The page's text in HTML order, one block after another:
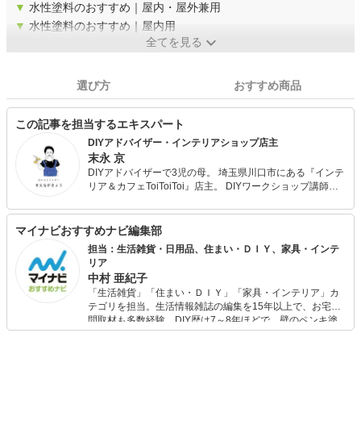
▼ 水性塗料のおすすめ｜屋内・屋外兼用
▼ 水性塗料のおすすめ｜屋内用
全てを見る
選び方 おすすめ商品
この記事を担当するエキスパート
DIYアドバイザー・インテリアショップ店主
末永 京
DIYアドバイザーで3児の母。 埼玉県川口市にある『インテ
リア＆カフェToiToiToi』店主。 DIYワークショップ講師、
に『シェルフを作ろうはじめてのDIY』㈱パッチワーク通信
社がある。
マイナビおすすめナビ編集部
担当：生活雑貨・日用品、住まい・ＤＩＹ、家具・インテ
リア
中村 亜紀子
「生活雑貨」「住まい・ＤＩＹ」「家具・インテリア」カ
テゴリを担当。生活情報雑誌の編集を15年以上で、お宅訪
問取材も多数経験。DIY歴は7～8年ほどで、壁のペンキ塗
りや壁紙チェンジなどもチャレンジ済み。初心者でもモノ